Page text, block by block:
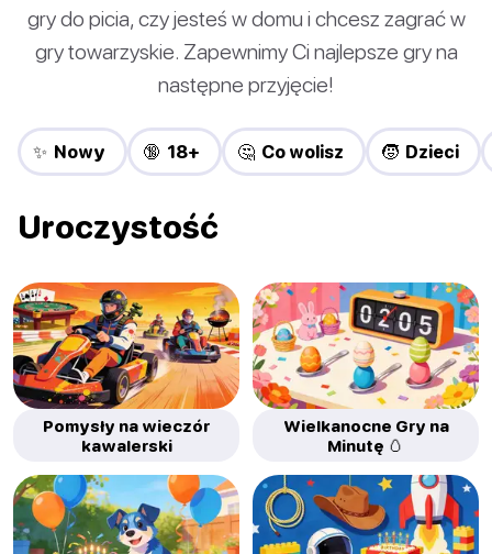
gry do picia, czy jesteś w domu i chcesz zagrać w
gry towarzyskie. Zapewnimy Ci najlepsze gry na
następne przyjęcie!
✨ Nowy 🔞 18+ 🤔 Co wolisz 🧒 Dzieci
Uroczystość
Pomysły na wieczór
kawalerski
Wielkanocne Gry na
Minutę 🥚